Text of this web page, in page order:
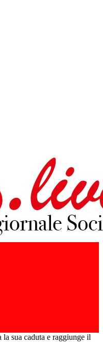
la sua caduta e raggiunge il